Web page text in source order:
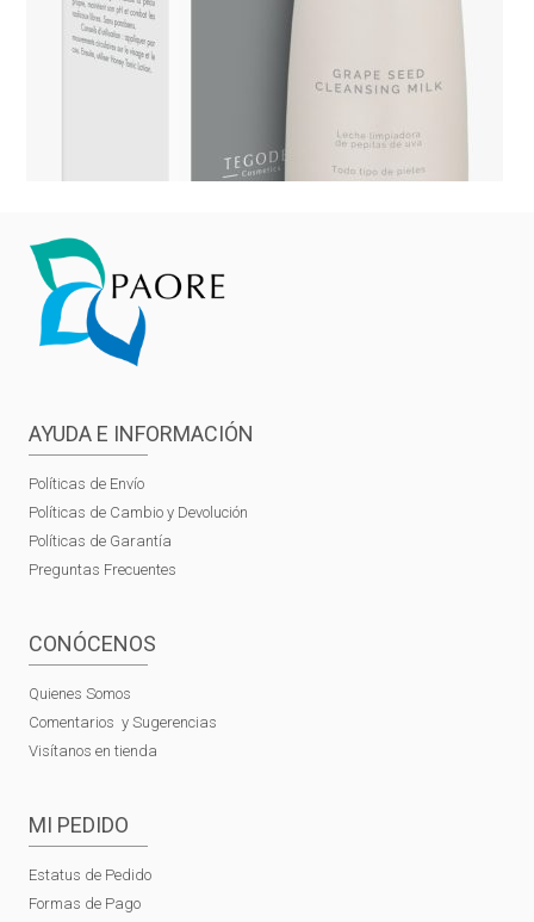
AYUDA E INFORMACIÓN
Políticas de Envío
Políticas de Cambio y Devolución
Políticas de Garantía
Preguntas Frecuentes
CONÓCENOS
Quienes Somos
Comentarios y Sugerencias
Visítanos en tienda
MI PEDIDO
Estatus de Pedido
Formas de Pago